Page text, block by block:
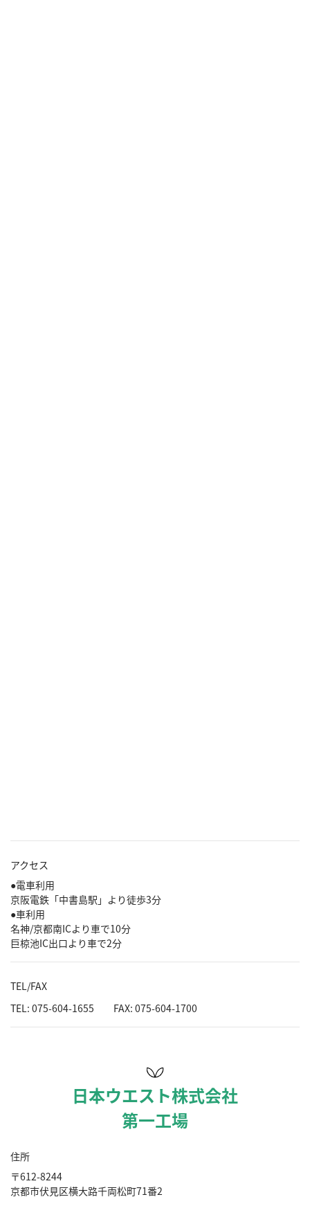
アクセス
●電車利用
京阪電鉄「中書島駅」より徒歩3分
●車利用
名神/京都南ICより車で10分
巨椋池IC出口より車で2分
TEL/FAX
TEL: 075-604-1655 FAX: 075-604-1700
日本ウエスト株式会社
第一工場
住所
〒612-8244
京都市伏見区横大路千両松町71番2